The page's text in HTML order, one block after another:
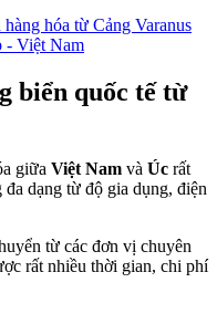
hóa từ Cảng Varanus
- Việt Nam
biển quốc tế từ
giữa Việt Nam và Úc rất
đa dạng từ độ gia dụng, điện
từ các đơn vị chuyên
rất nhiều thời gian, chi phí